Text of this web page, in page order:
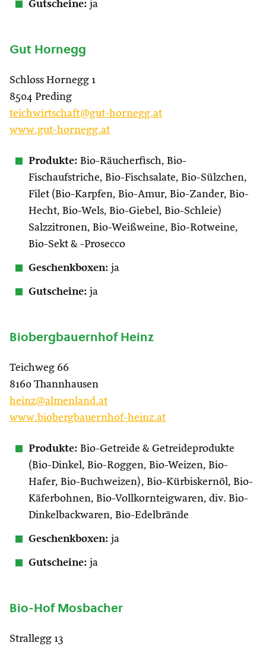
Gutscheine: ja
Gut Hornegg
Schloss Hornegg 1
8504 Preding
teichwirtschaft@gut-hornegg.at
www.gut-hornegg.at
Produkte: Bio-Räucherfisch, Bio-
Fischaufstriche, Bio-Fischsalate, Bio-Sülzchen,
Filet (Bio-Karpfen, Bio-Amur, Bio-Zander, Bio-
Hecht, Bio-Wels, Bio-Giebel, Bio-Schleie)
Salzzitronen, Bio-Weißweine, Bio-Rotweine,
Bio-Sekt & -Prosecco
Geschenkboxen: ja
Gutscheine: ja
Biobergbauernhof Heinz
Teichweg 66
8160 Thannhausen
heinz@almenland.at
www.biobergbauernhof-heinz.at
Produkte: Bio-Getreide & Getreideprodukte
(Bio-Dinkel, Bio-Roggen, Bio-Weizen, Bio-
Hafer, Bio-Buchweizen), Bio-Kürbiskernöl, Bio-
Käferbohnen, Bio-Vollkornteigwaren, div. Bio-
Dinkelbackwaren, Bio-Edelbrände
Geschenkboxen: ja
Gutscheine: ja
Bio-Hof Mosbacher
Strallegg 13